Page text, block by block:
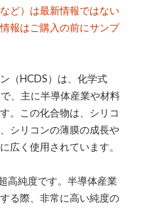
ど）は最新情報ではない
報はご購入の前にサンプ
（HCDS）は、化学式
、主に半導体産業や材料
。この化合物は、シリコ
シリコンの薄膜の成長や
広く使用されています。
高純度です。半導体産業
る際、非常に高い純度の